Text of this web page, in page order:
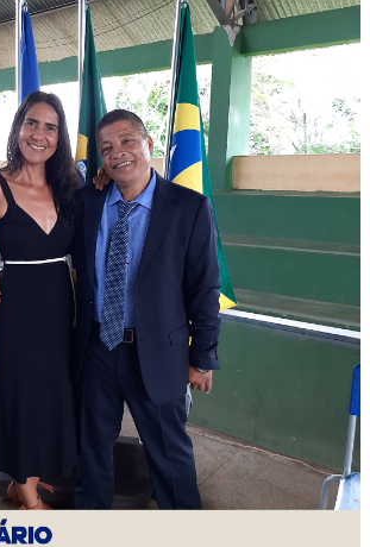
Since 2017 - 2026 Criado e Desenvolvido
(69) 99320-9377 / 98126-2993